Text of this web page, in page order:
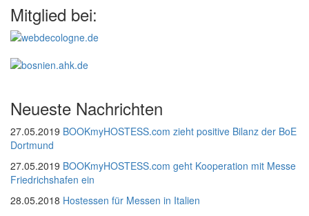
Mitglied bei:
Neueste Nachrichten
27.05.2019 BOOKmyHOSTESS.com zieht positive Bilanz der BoE
Dortmund
27.05.2019 BOOKmyHOSTESS.com geht Kooperation mit Messe
Friedrichshafen ein
28.05.2018 Hostessen für Messen in Italien